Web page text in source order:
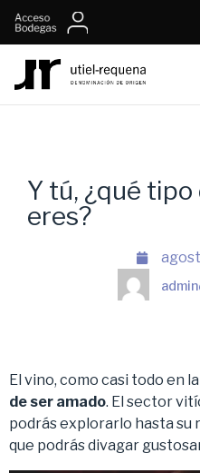
Y tú, ¿qué
eres?
El vino, como casi todo en
de ser amado. El sector
podrás explorarlo hasta su
que podrás divagar